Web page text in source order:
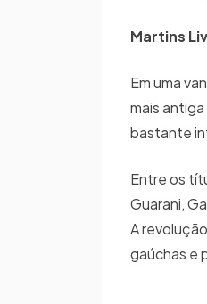
Martins
Em uma
mais
bastante
Entre os
Guarani,
A
gaúchas e